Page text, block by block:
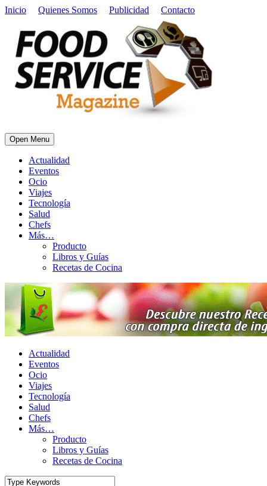
Inicio Quienes Somos Publicidad Contacto
Open Menu
Actualidad
Eventos
Ocio
Viajes
Tecnología
Salud
Chefs
Más…
Producto
Libros y Guías
Recetas de Cocina
Actualidad
Eventos
Ocio
Viajes
Tecnología
Salud
Chefs
Más…
Producto
Libros y Guías
Recetas de Cocina